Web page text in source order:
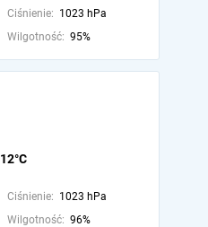
Ciśnienie: 1023 hPa
Wilgotność: 95%
12°C
Ciśnienie: 1023 hPa
Wilgotność: 96%